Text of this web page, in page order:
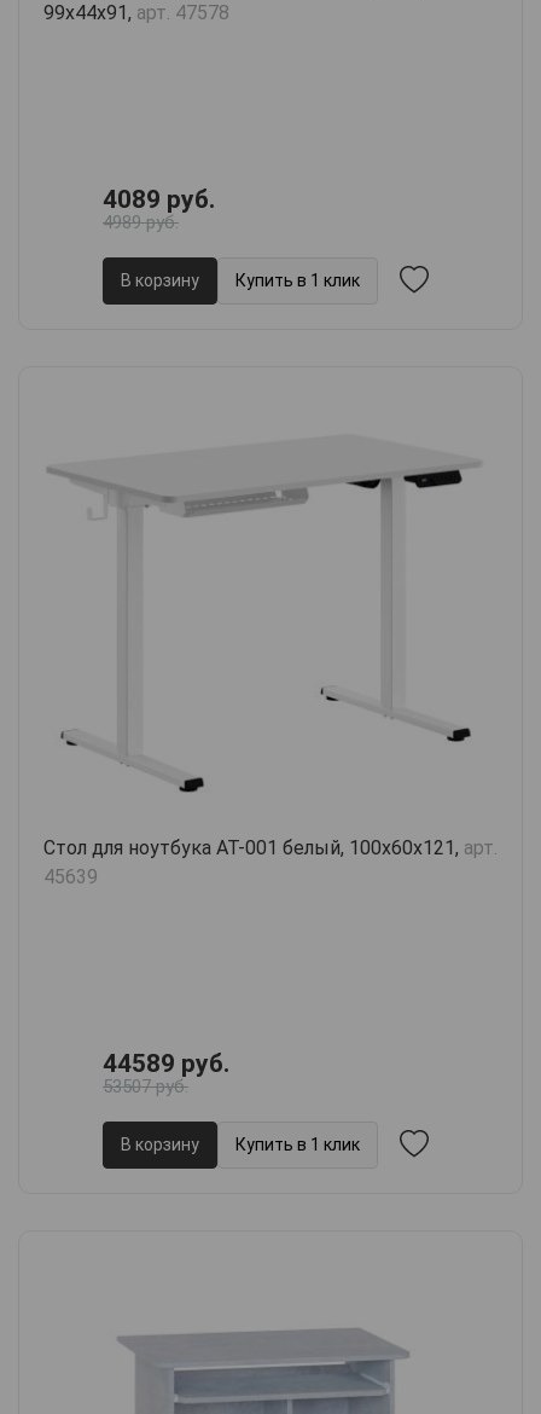
99х44х91, арт. 47578
4089 руб.
4989 руб.
В корзину Купить в 1 клик
Стол для ноутбука AT-001 белый, 100х60х121, арт.
45639
44589 руб.
53507 руб.
В корзину Купить в 1 клик